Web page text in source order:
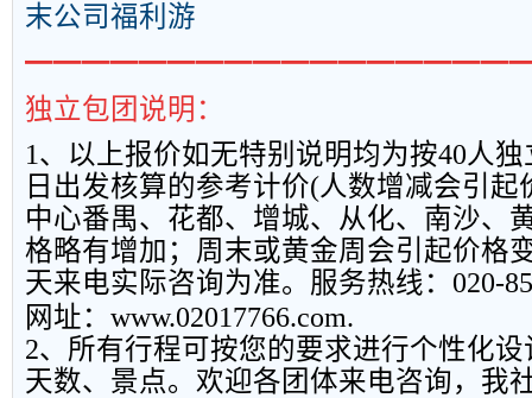
末公司福利游
独立包团说明：
1、以上报价如无特别说明均为按40人
日出发核算的参考计价(人数增减会引起
中心番禺、花都、增城、从化、南沙、
格略有增加；周末或黄金周会引起价格
天来电实际咨询为准。服务热线： 020-
网址： www.02017766.com.
2、所有行程可按您的要求进行个性化
天数、景点。欢迎各团体来电咨询，我